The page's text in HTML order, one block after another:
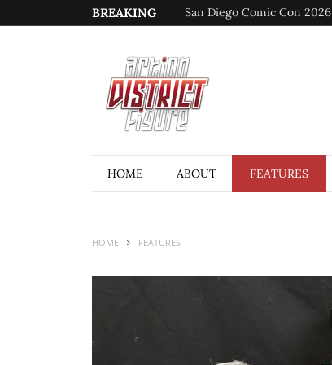
BREAKING San Diego Comic Con 2026
HOME ABOUT FEATURES
HOME FEATURES